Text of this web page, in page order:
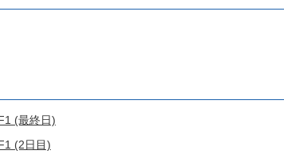
(最終日)
(2日目)